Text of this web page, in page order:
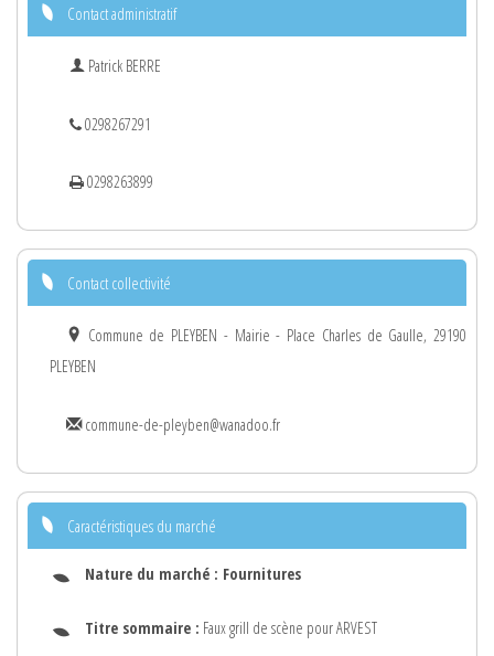
Contact administratif
Patrick BERRE
0298267291
0298263899
Contact collectivité
Commune de PLEYBEN - Mairie - Place Charles de Gaulle, 29190
PLEYBEN
commune-de-pleyben@wanadoo.fr
Caractéristiques du marché
Nature du marché : Fournitures
Titre sommaire : Faux grill de scène pour ARVEST